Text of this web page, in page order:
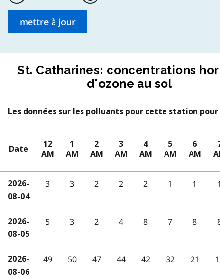
St. Catharines: concentrations
d'ozone au sol
Les données sur les polluants pour cette station
Date
12
AM
1
AM
2
AM
3
AM
4
AM
5
AM
6
AM
2026-
08-04
3 3 2 2 2 1 1
2026-
08-05
5 3 2 4 8 7 8
2026-
08-06
49 50 47 44 42 32 21